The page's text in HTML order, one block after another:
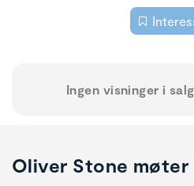
Ingen visninger i
Oliver Stone møter